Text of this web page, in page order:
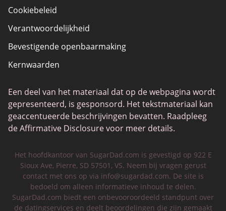
Cookiebeleid
Verantwoordelijkheid
Bevestigende openbaarmaking
Kernwaarden
Een deel van het materiaal dat op de webpagina wordt
gepresenteerd, is gesponsord. Het tekstmateriaal kan
geaccentueerde beschrijvingen bevatten. Raadpleeg
de Affirmative Disclosure voor meer details.
Het hoofdkantoor van SugarDad.com is gevestigd op 922 E
Sioux Ave, Pierre, SD 57501, VS. Neem bij vragen gerust
contact met ons op via info@sugardad.com. De site is
bedoeld om alleen informatieve inhoud te delen.
SugarDad.com biedt een onbevooroordeeld standpunt over
de datingservices en deelt beoordelingen die zijn gemaakt